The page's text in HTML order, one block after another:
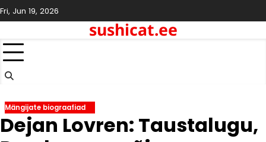
Skip
to
Fri, Jun 19, 2026
sushicat.ee
Mängijate biograafiad
Dejan Lovren: Taustalugu,